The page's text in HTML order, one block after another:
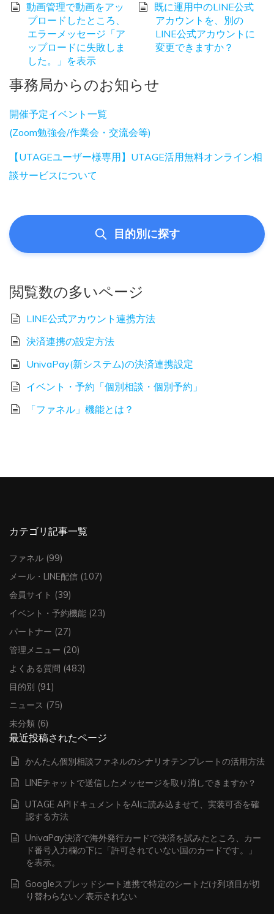
動画管理で動画をアッ
プロードしたところ、
エラーメッセージ「ア
ップロードに失敗しま
した。」を表示
既に運用中のLINE公式
アカウントを、別の
LINE公式アカウントに
変更できますか？
事務局からのお知らせ
開催予定イベント一覧
(Zoom勉強会/作業会・交流会等)
【UTAGEユーザー様専用】UTAGE活用無料オンライン相
談サービスについて
目的別に探す
閲覧数の多いページ
LINE公式アカウント連携方法
決済連携の設定方法
UnivaPay(新システム)の決済連携設定
イベント・予約「個別相談・個別予約」
「ファネル」機能とは？
カテゴリ記事一覧
ファネル (99)
メール・LINE配信 (107)
会員サイト (39)
イベント・予約機能 (23)
パートナー (27)
管理メニュー (20)
よくある質問 (483)
目的別 (91)
ニュース (75)
未分類 (6)
最近投稿されたページ
かんたん個別相談ファネルのシナリオテンプレートの活用方法
LINEチャットで送信したメッセージを取り消しできますか？
UTAGE APIドキュメントをAIに読み込ませて、実装可否を確
認する方法
UnivaPay決済で海外発行カードで決済を試みたところ、カー
ド番号入力欄の下に「許可されていない国のカードです。」
を表示。
Googleスプレッドシート連携で特定のシートだけ列項目が切
り替わらない／表示されない